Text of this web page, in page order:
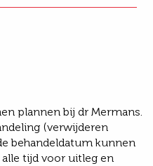
plannen bij dr Mermans.
(verwijderen
behandeldatum kunnen
tijd voor uitleg en